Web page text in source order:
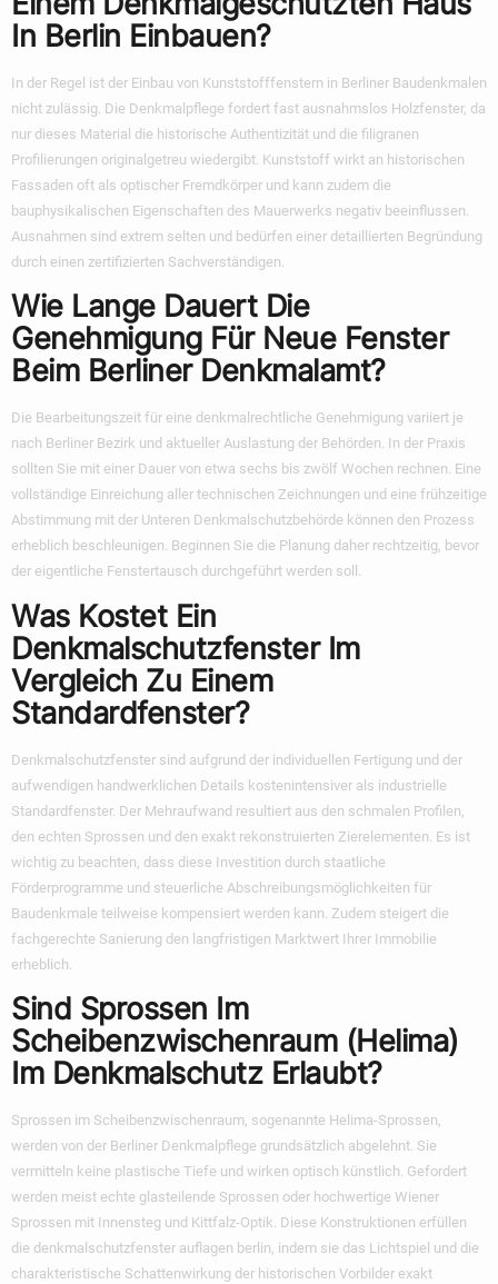
In Berlin Einbauen?
In der Regel ist der Einbau von Kunststofffenstern in Berliner Baudenkmalen
nicht zulässig. Die Denkmalpflege fordert fast ausnahmslos Holzfenster, da
nur dieses Material die historische Authentizität und die filigranen
Profilierungen originalgetreu wiedergibt. Kunststoff wirkt an historischen
Fassaden oft als optischer Fremdkörper und kann zudem die
bauphysikalischen Eigenschaften des Mauerwerks negativ beeinflussen.
Ausnahmen sind extrem selten und bedürfen einer detaillierten Begründung
durch einen zertifizierten Sachverständigen.
Wie Lange Dauert Die
Genehmigung Für Neue Fenster
Beim Berliner Denkmalamt?
Die Bearbeitungszeit für eine denkmalrechtliche Genehmigung variiert je
nach Berliner Bezirk und aktueller Auslastung der Behörden. In der Praxis
sollten Sie mit einer Dauer von etwa sechs bis zwölf Wochen rechnen. Eine
vollständige Einreichung aller technischen Zeichnungen und eine frühzeitige
Abstimmung mit der Unteren Denkmalschutzbehörde können den Prozess
erheblich beschleunigen. Beginnen Sie die Planung daher rechtzeitig, bevor
der eigentliche Fenstertausch durchgeführt werden soll.
Was Kostet Ein
Denkmalschutzfenster Im
Vergleich Zu Einem
Standardfenster?
Denkmalschutzfenster sind aufgrund der individuellen Fertigung und der
aufwendigen handwerklichen Details kostenintensiver als industrielle
Standardfenster. Der Mehraufwand resultiert aus den schmalen Profilen,
den echten Sprossen und den exakt rekonstruierten Zierelementen. Es ist
wichtig zu beachten, dass diese Investition durch staatliche
Förderprogramme und steuerliche Abschreibungsmöglichkeiten für
Baudenkmale teilweise kompensiert werden kann. Zudem steigert die
fachgerechte Sanierung den langfristigen Marktwert Ihrer Immobilie
erheblich.
Sind Sprossen Im
Scheibenzwischenraum (Helima)
Im Denkmalschutz Erlaubt?
Sprossen im Scheibenzwischenraum, sogenannte Helima-Sprossen,
werden von der Berliner Denkmalpflege grundsätzlich abgelehnt. Sie
vermitteln keine plastische Tiefe und wirken optisch künstlich. Gefordert
werden meist echte glasteilende Sprossen oder hochwertige Wiener
Sprossen mit Innensteg und Kittfalz-Optik. Diese Konstruktionen erfüllen
die denkmalschutzfenster auflagen berlin, indem sie das Lichtspiel und die
charakteristische Schattenwirkung der historischen Vorbilder exakt